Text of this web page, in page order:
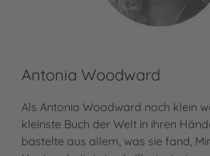
Antonia Woodward
Als Antonia Woodward noch klein
kleinste Buch der Welt in ihren
bastelte aus allem, was sie fand,